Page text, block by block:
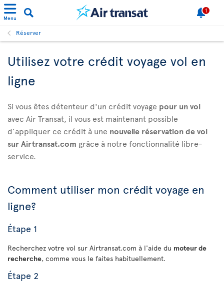
Menu
1
Réserver
Utilisez votre crédit voyage vol en
ligne
Si vous êtes détenteur d'un crédit voyage pour un vol
avec Air Transat, il vous est maintenant possible
d’appliquer ce crédit à une nouvelle réservation de vol
sur Airtransat.com grâce à notre fonctionnalité libre-
service.
Comment utiliser mon crédit voyage en
ligne?
Étape 1
Recherchez votre vol sur Airtransat.com à l'aide du moteur de
recherche, comme vous le faites habituellement.
Étape 2